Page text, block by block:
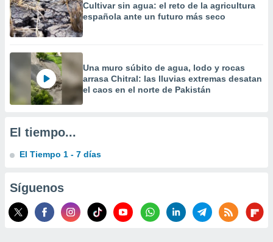
e
mediante
publicidad
de
Cultivar sin agua: el reto de la agricultura
española ante un futuro más seco
Una muro súbito de agua, lodo y rocas
arrasa Chitral: las lluvias extremas desatan
el caos en el norte de Pakistán
El tiempo...
El Tiempo 1 - 7 días
Síguenos